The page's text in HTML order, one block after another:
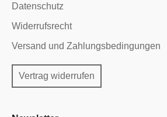
Datenschutz
Widerrufsrecht
Versand und Zahlungsbedingungen
Vertrag widerrufen